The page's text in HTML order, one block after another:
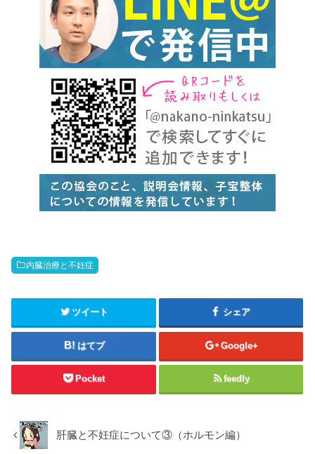
内臓治療と不妊症
ツイート シェア
はてブ Google+
Pocket feedly
肝臓と不妊症について③（ホルモン編）